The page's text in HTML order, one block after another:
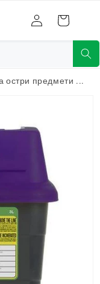
Влизам Количка
остри предмети ...